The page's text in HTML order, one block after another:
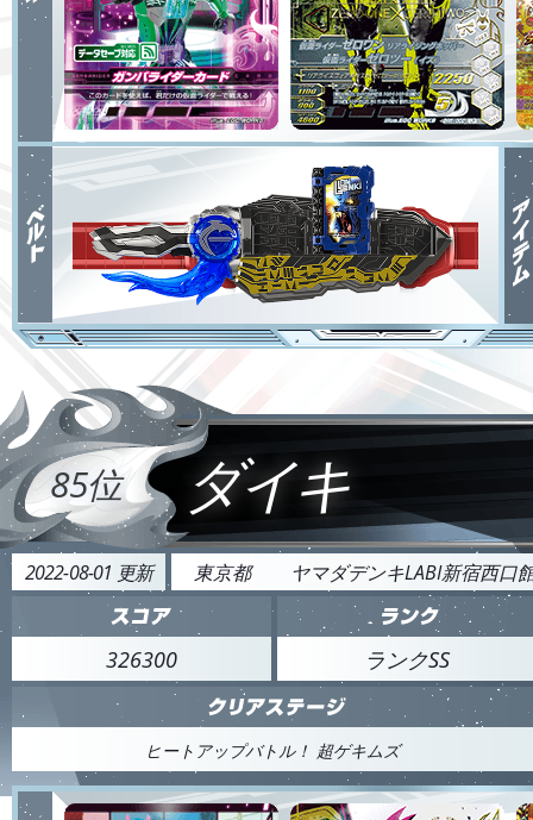
85位 ダイキ
2022-08-01 更新 東京都 ヤマダデンキLABI新宿西口
326300 ランクSS
ヒートアップバトル！ 超ゲキムズ